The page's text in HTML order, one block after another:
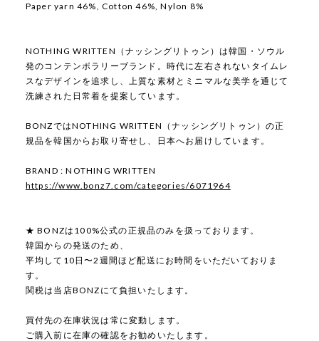
Paper yarn 46%, Cotton 46%, Nylon 8%
NOTHING WRITTEN（ナッシングリトゥン）は韓国・ソウル
発のコンテンポラリーブランド。時代に左右されないタイムレ
スなデザインを追求し、上質な素材とミニマルな美学を通じて
洗練された日常着を提案しています。
BONZではNOTHING WRITTEN（ナッシングリトゥン）の正
規品を韓国からお取り寄せし、日本へお届けしています。
BRAND : NOTHING WRITTEN
https://www.bonz7.com/categories/6071964
★ BONZは100%公式の正規品のみを扱っております。
韓国からの発送のため、
平均して10日〜2週間ほど配送にお時間をいただいておりま
す。
関税は当店BONZにて負担いたします。
買付先の在庫状況は常に変動します。
ご購入前に在庫の確認をお勧めいたします。